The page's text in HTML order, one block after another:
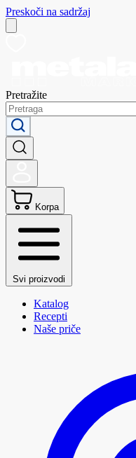
Preskoči na sadržaj
Pretražite
Korpa
Svi proizvodi
Katalog
Recepti
Naše priče